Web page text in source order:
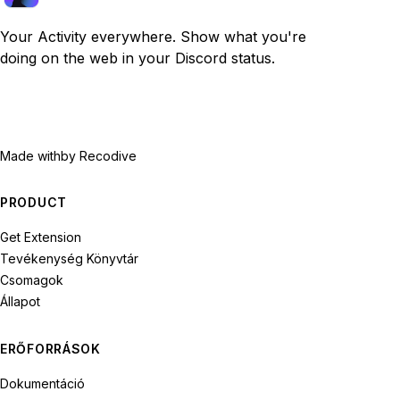
Your Activity everywhere. Show what you're
doing on the web in your Discord status.
Made withby Recodive
PRODUCT
Get Extension
Tevékenység Könyvtár
Csomagok
Állapot
ERŐFORRÁSOK
Dokumentáció